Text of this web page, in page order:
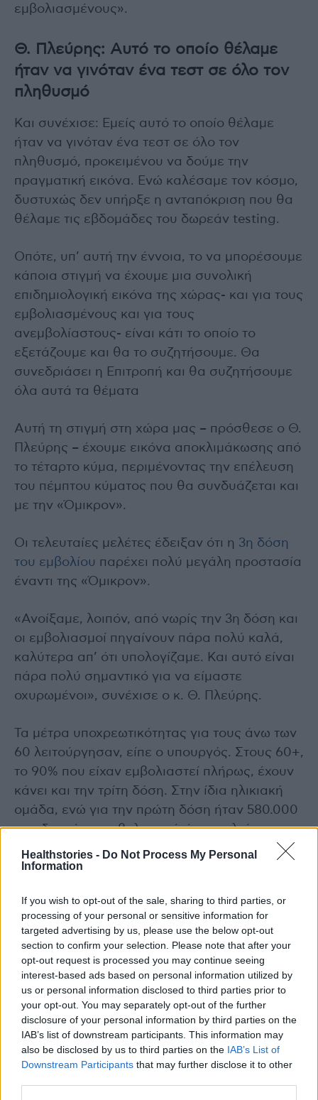
Healthstories - Do Not Process My Personal
Information
If you wish to opt-out of the sale, sharing to third parties, or
processing of your personal or sensitive information for
targeted advertising by us, please use the below opt-out
section to confirm your selection. Please note that after your
opt-out request is processed you may continue seeing
interest-based ads based on personal information utilized by
us or personal information disclosed to third parties prior to
your opt-out. You may separately opt-out of the further
disclosure of your personal information by third parties on the
IAB’s list of downstream participants. This information may
also be disclosed by us to third parties on the IAB’s List of
Downstream Participants that may further disclose it to other
εμβολιασμένους».
Θ. Πλεύρης: Αυτό το οποίο θέλαμε
ήταν να γινόταν ένα τεστ σε όλο τον
πληθυσμό
Και συνέχισε: Εμείς αυτό το οποίο θέλαμε
ήταν να γινόταν ένα τεστ σε όλο τον
πληθυσμό, προκειμένου να δούμε την
πραγματική εικόνα. Ενώ καλέσαμε τον κόσμο,
δυστυχώς δεν υπήρξε η ανταπόκριση που θα
θέλαμε τις εβδομάδες του δωρεάν testing.
Οπότε, υπ’ αυτή την έννοια, το να μπορέσουμε
κάποια στιγμή να έχουμε μια συνολική
επιδημιολογική εικόνα της χώρας- και για τους
εμβολιασμένους και για τους
ανεμβολίαστους- είναι κάτι το οποίο το
εξετάζουμε και θα το συζητήσουμε. Θα
συνεδριάσει η Επιτροπή και θα συζητήσουμε
όλα αυτά τα θέματα
Αυτή τη στιγμή στη χώρα μας – πρόσθεσε ο Θ.
Πλεύρης – έχουμε εικόνα αποκλιμάκωσης από
το τέταρτο κύμα, περιμένοντας την επέλευση
του πέμπτου κύματος που θα συνδυάζεται και
με την «Όμικρον».
Οι τελευταίες μελέτες έδειξαν ότι η 3η δόση
του εμβολίου παρέχει πολύ μεγάλη προστασία
έναντι της «Όμικρον».
«Ανοίξαμε, λοιπόν, από νωρίς την 3η δόση και
οι εμβολιασμοί πηγαίνουν πάρα πολύ καλά,
καλύτερα απ’ ότι υπολογίζαμε. Και αυτό είναι
πάρα πολύ σημαντικό για να είμαστε
οχυρωμένοι», συνέχισε ο κ. Θ. Πλεύρης.
Τα μέτρα υποχρεωτικότητας για τους άνω των
60 λειτούργησαν, είπε ο υπουργός. Στους 60+,
το 90% που είχαν εμβολιαστεί πλήρως, έχουν
κάνει και την τρίτη δόση. Στην ίδια ηλικιακή
ομάδα, ενώ για την πρώτη δόση ήταν 580.000
που δεν είχαν εμβολιαστεί, έχουν κλείσει
ραντεβού ή έχουν εμβολιαστεί 120.000. Οι
20.000 έχουν ζητήσει κατ’ οίκον εμβολιασμό.
Διαβάστε επίσης
Πόσα κουταλάκια ζάχαρης έχει ένα μπολ με
δημητριακά;
Μόνο τα mRNA εμβόλια πιθανώς αποτρέπουν
την απλή λοίμωξη από την Όμικρον
TAGS διαγνωστικά τεστ έλεγχοι Θ. Πλεύρης μέτρα